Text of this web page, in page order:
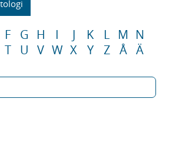
F G H I J K L M N
T U V W X Y Z Å Ä